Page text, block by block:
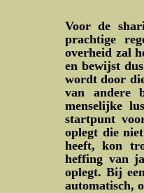
Voor de
prachtige
overheid zal
en bewijst
wordt door
van andere
menselijke
startpunt
oplegt die
heeft, kon
heffing van
oplegt. Bij
automatisch,